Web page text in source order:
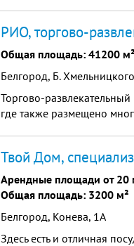
РИО, торгово-
Общая площадь: 41200 м²
Белгород, Б.
Торгово-
где также размещено
Твой Дом,
Арендные площади от 20
Общая площадь: 3200 м²
Белгород, Конева, 1А
Здесь есть и отличная